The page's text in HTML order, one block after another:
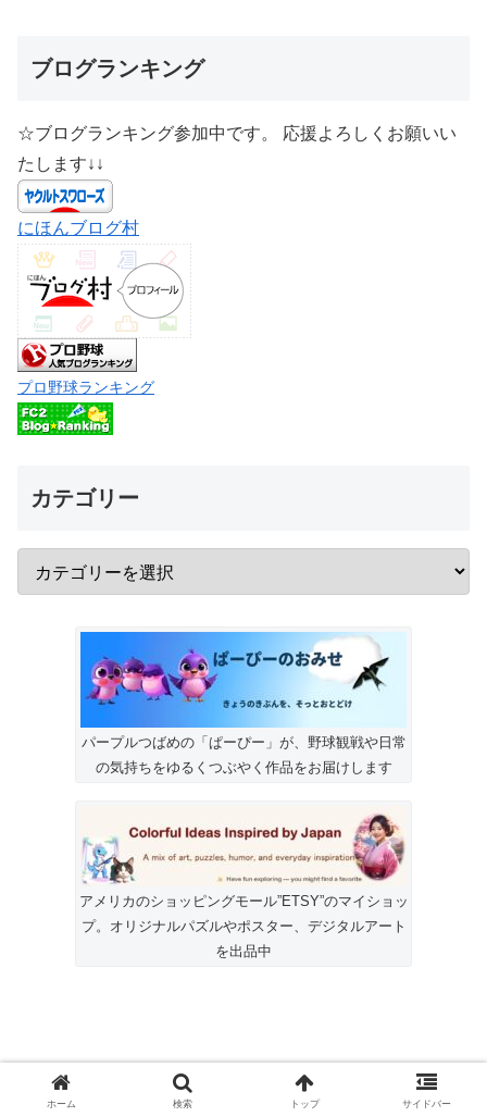
ブログランキング
☆ブログランキング参加中です。 応援よろしくお願いい
たします↓↓
にほんブログ村
プロ野球ランキング
カテゴリー
パープルつばめの「ぱーぴー」が、野球観戦や日常
の気持ちをゆるくつぶやく作品をお届けします
アメリカのショッピングモール”ETSY”のマイショッ
プ。オリジナルパズルやポスター、デジタルアート
を出品中
ホーム 検索 トップ サイドバー